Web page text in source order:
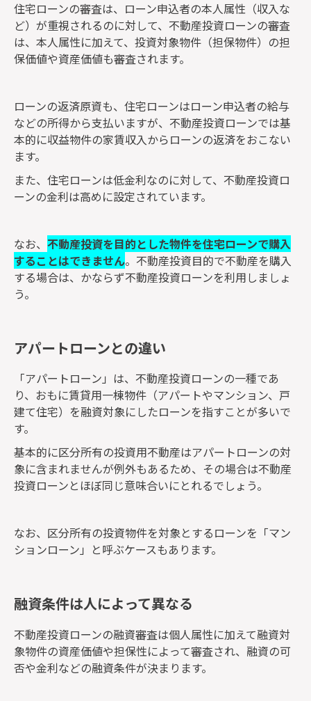
住宅ローンの審査は、ローン申込者の本人属性（収入な
ど）が重視されるのに対して、不動産投資ローンの審査
は、本人属性に加えて、投資対象物件（担保物件）の担
保価値や資産価値も審査されます。
ローンの返済原資も、住宅ローンはローン申込者の給与
などの所得から支払いますが、不動産投資ローンでは基
本的に収益物件の家賃収入からローンの返済をおこない
ます。
また、住宅ローンは低金利なのに対して、不動産投資ロ
ーンの金利は高めに設定されています。
なお、 不動産投資を目的とした物件を住宅ローンで購入
することはできません。不動産投資目的で不動産を購入
する場合は、かならず不動産投資ローンを利用しましょ
う。
アパートローンとの違い
「アパートローン」は、不動産投資ローンの一種であ
り、おもに賃貸用一棟物件（アパートやマンション、戸
建て住宅）を融資対象にしたローンを指すことが多いで
す。
基本的に区分所有の投資用不動産はアパートローンの対
象に含まれませんが例外もあるため、その場合は不動産
投資ローンとほぼ同じ意味合いにとれるでしょう。
なお、区分所有の投資物件を対象とするローンを「マン
ションローン」と呼ぶケースもあります。
融資条件は人によって異なる
不動産投資ローンの融資審査は個人属性に加えて融資対
象物件の資産価値や担保性によって審査され、融資の可
否や金利などの融資条件が決まります。